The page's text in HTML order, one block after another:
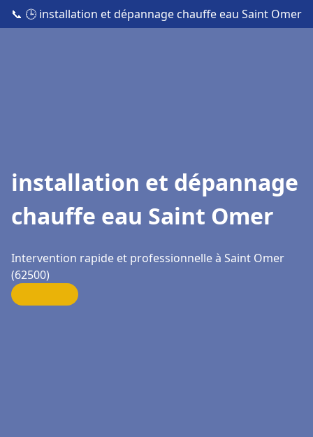
📞 🕒 installation et dépannage chauffe eau Saint Omer
installation et dépannage
chauffe eau Saint Omer
Intervention rapide et professionnelle à Saint Omer
(62500)